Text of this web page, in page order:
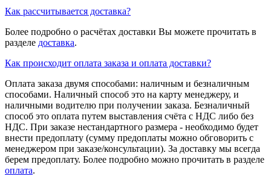
Как рассчитывается доставка?
Более подробно о расчётах доставки Вы можете прочитать в
разделе доставка.
Как происходит оплата заказа и оплата доставки?
Оплата заказа двумя способами: наличным и безналичным
способами. Наличный способ это на карту менеджеру, и
наличными водителю при получении заказа. Безналичный
способ это оплата путем выставления счёта с НДС либо без
НДС. При заказе нестандартного размера - необходимо будет
внести предоплату (сумму предоплаты можно обговорить с
менеджером при заказе/консультации). За доставку мы всегда
берем предоплату. Более подробно можно прочитать в разделе
оплата.